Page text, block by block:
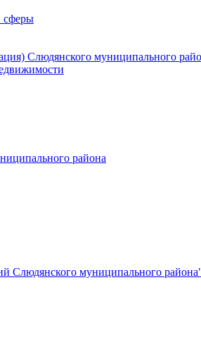
сферы
Слюдянского муниципального
района
Слюдянского муниципального